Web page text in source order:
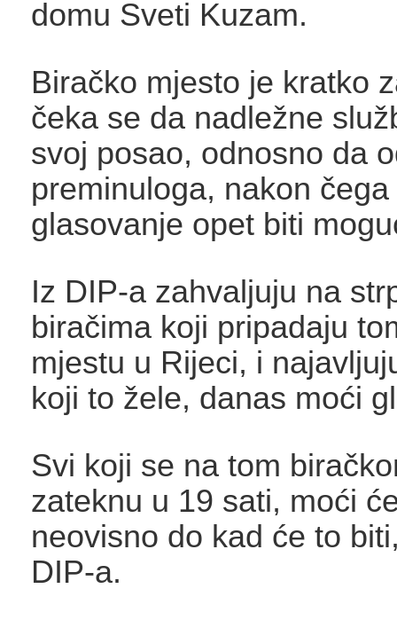
domu Sveti Kuzam.
Biračko mjesto je kratko
čeka se da nadležne
svoj posao, odnosno da
preminuloga, nakon čega
glasovanje opet biti
Iz DIP-a zahvaljuju na
biračima koji pripadaju
mjestu u Rijeci, i
koji to žele, danas moći
Svi koji se na tom
zateknu u 19 sati, moći
neovisno do kad će to
DIP-a.